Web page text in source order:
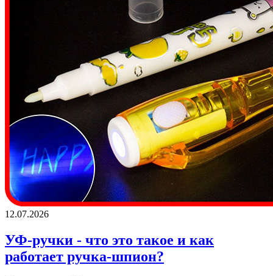
12.07.2026
УФ-ручки - что это такое и как
работает ручка-шпион?